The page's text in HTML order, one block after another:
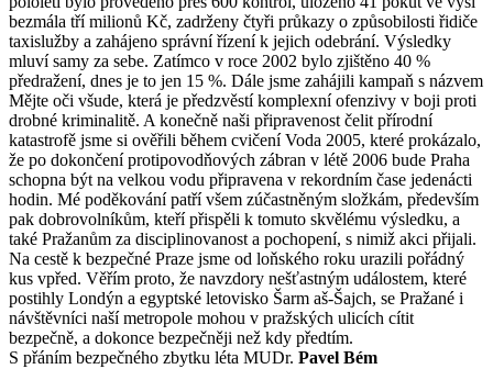
bezmála tří milionů Kč, zadrženy čtyři průkazy o způsobilosti řidiče
taxislužby a zahájeno správní řízení k jejich odebrání. Výsledky
mluví samy za sebe. Zatímco v roce 2002 bylo zjištěno 40 %
předražení, dnes je to jen 15 %. Dále jsme zahájili kampaň s názvem
Mějte oči všude, která je předzvěstí komplexní ofenzivy v boji proti
drobné kriminalitě. A konečně naši připravenost čelit přírodní
katastrofě jsme si ověřili během cvičení Voda 2005, které prokázalo,
že po dokončení protipovodňových zábran v létě 2006 bude Praha
schopna být na velkou vodu připravena v rekordním čase jedenácti
hodin. Mé poděkování patří všem zúčastněným složkám, především
pak dobrovolníkům, kteří přispěli k tomuto skvělému výsledku, a
také Pražanům za disciplinovanost a pochopení, s nimiž akci přijali.
Na cestě k bezpečné Praze jsme od loňského roku urazili pořádný
kus vpřed. Věřím proto, že navzdory nešťastným událostem, které
postihly Londýn a egyptské letovisko Šarm aš-Šajch, se Pražané i
návštěvníci naší metropole mohou v pražských ulicích cítit
bezpečně, a dokonce bezpečněji než kdy předtím.
S přáním bezpečného zbytku léta MUDr. Pavel Bém